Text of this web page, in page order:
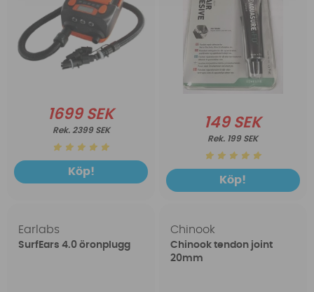
1699 SEK
2399 SEK
Köp!
149 SEK
199 SEK
Köp!
Earlabs
SurfEars 4.0 öronplugg
Chinook
Chinook tendon joint
20mm